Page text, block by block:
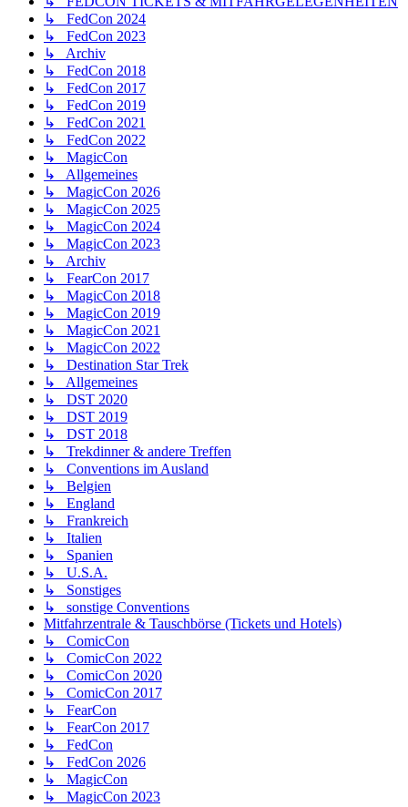
↳ FedCon 2024
↳ FedCon 2023
↳ Archiv
↳ FedCon 2018
↳ FedCon 2017
↳ FedCon 2019
↳ FedCon 2021
↳ FedCon 2022
↳ MagicCon
↳ Allgemeines
↳ MagicCon 2026
↳ MagicCon 2025
↳ MagicCon 2024
↳ MagicCon 2023
↳ Archiv
↳ FearCon 2017
↳ MagicCon 2018
↳ MagicCon 2019
↳ MagicCon 2021
↳ MagicCon 2022
↳ Destination Star Trek
↳ Allgemeines
↳ DST 2020
↳ DST 2019
↳ DST 2018
↳ Trekdinner & andere Treffen
↳ Conventions im Ausland
↳ Belgien
↳ England
↳ Frankreich
↳ Italien
↳ Spanien
↳ U.S.A.
↳ Sonstiges
↳ sonstige Conventions
Mitfahrzentrale & Tauschbörse (Tickets und Hotels)
↳ ComicCon
↳ ComicCon 2022
↳ ComicCon 2020
↳ ComicCon 2017
↳ FearCon
↳ FearCon 2017
↳ FedCon
↳ FedCon 2026
↳ MagicCon
↳ MagicCon 2023